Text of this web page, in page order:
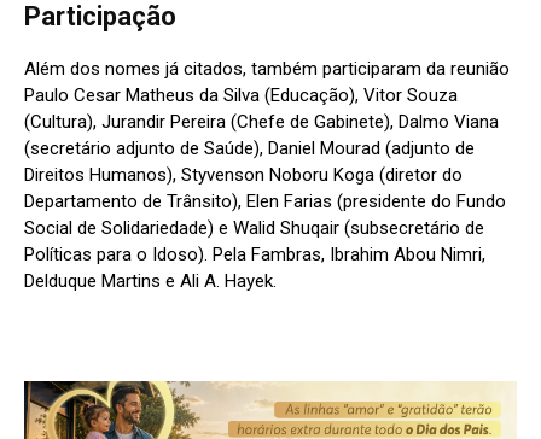
Participação
Além dos nomes já citados, também participaram da reunião
Paulo Cesar Matheus da Silva (Educação), Vitor Souza
(Cultura), Jurandir Pereira (Chefe de Gabinete), Dalmo Viana
(secretário adjunto de Saúde), Daniel Mourad (adjunto de
Direitos Humanos), Styvenson Noboru Koga (diretor do
Departamento de Trânsito), Elen Farias (presidente do Fundo
Social de Solidariedade) e Walid Shuqair (subsecretário de
Políticas para o Idoso). Pela Fambras, Ibrahim Abou Nimri,
Delduque Martins e Ali A. Hayek.